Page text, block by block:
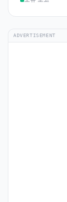
ADVERTISEMENT